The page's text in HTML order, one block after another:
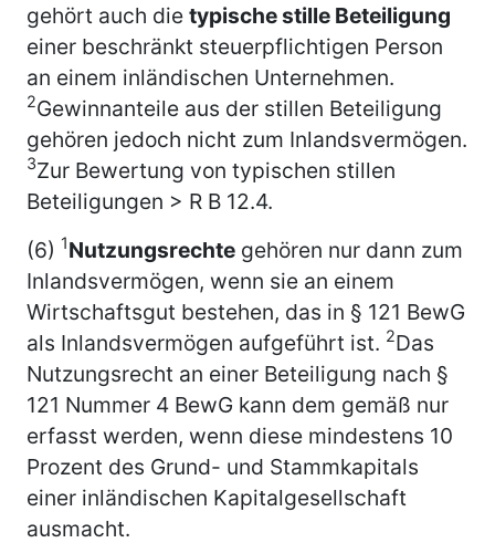
gehört auch die typische stille Beteiligung
einer beschränkt steuerpflichtigen Person
an einem inländischen Unternehmen.
2Gewinnanteile aus der stillen Beteiligung
gehören jedoch nicht zum Inlandsvermögen.
3Zur Bewertung von typischen stillen
Beteiligungen > R B 12.4.
(6) 1Nutzungsrechte gehören nur dann zum
Inlandsvermögen, wenn sie an einem
Wirtschaftsgut bestehen, das in § 121 BewG
als Inlandsvermögen aufgeführt ist. 2Das
Nutzungsrecht an einer Beteiligung nach §
121 Nummer 4 BewG kann dem gemäß nur
erfasst werden, wenn diese mindestens 10
Prozent des Grund- und Stammkapitals
einer inländischen Kapitalgesellschaft
ausmacht.